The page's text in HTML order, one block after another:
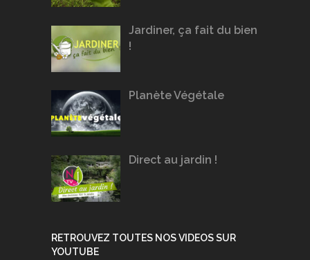
Jardiner, ça fait du bien
!
Planète Végétale
Direct au jardin !
RETROUVEZ TOUTES NOS VIDEOS SUR
YOUTUBE